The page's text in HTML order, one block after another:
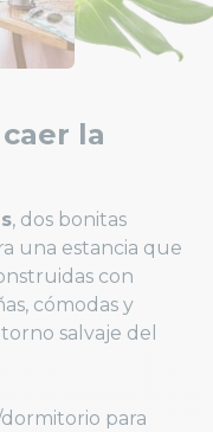
la
, dos bonitas
una estancia que
con
cómodas y
salvaje del
para